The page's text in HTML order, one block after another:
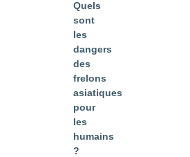
Quels
sont
les
dangers
des
frelons
asiatiques
pour
les
humains
?